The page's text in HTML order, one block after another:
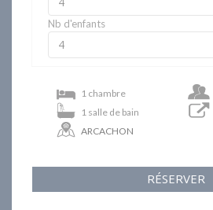
Nb d'enfants
1 chambre
1 salle de bain
ARCACHON
RÉSERVER